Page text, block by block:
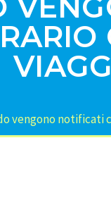
vengono notificati